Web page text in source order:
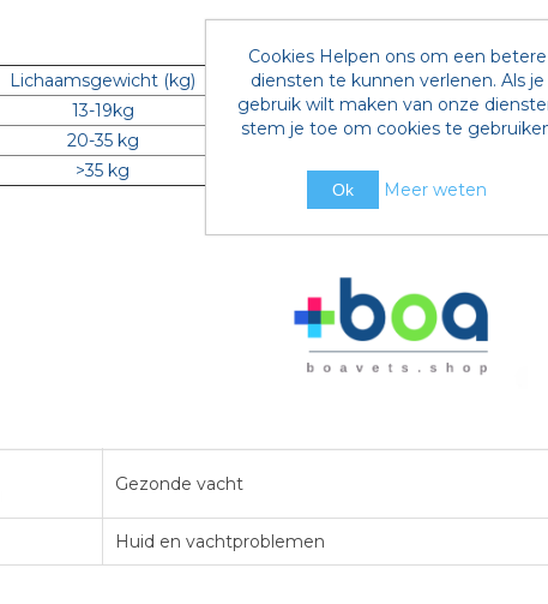
Lichaamsgewicht (kg)
13-19kg
20-35 kg
>35 kg
Gezonde vacht
Huid en vachtproblemen
Cookies Helpen ons om een betere
diensten te kunnen verlenen. Als je
gebruik wilt maken van onze
stem je toe om cookies te
Ok Meer weten